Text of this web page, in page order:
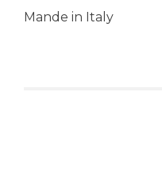
Mande in Italy